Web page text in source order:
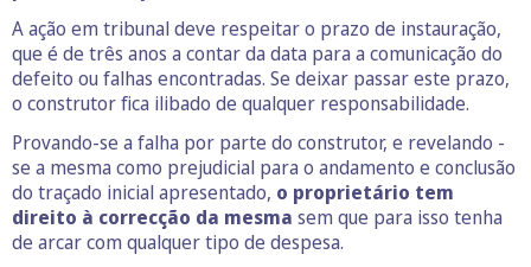
A ação em tribunal deve respeitar o prazo de instauração,
que é de três anos a contar da data para a comunicação do
defeito ou falhas encontradas. Se deixar passar este prazo,
o construtor fica ilibado de qualquer responsabilidade.
Provando-se a falha por parte do construtor, e revelando -
se a mesma como prejudicial para o andamento e conclusão
do traçado inicial apresentado, o proprietário tem
direito à correcção da mesma sem que para isso tenha
de arcar com qualquer tipo de despesa.